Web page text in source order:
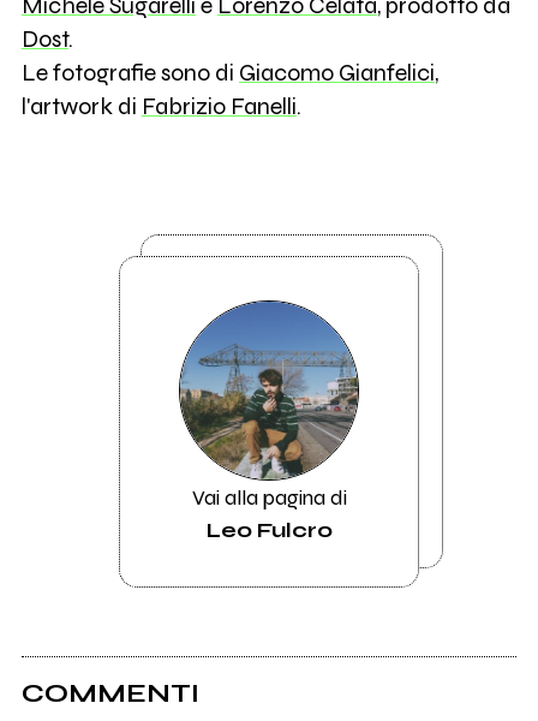
Dost.
Le fotografie sono di Giacomo Gianfelici,
l'artwork di Fabrizio Fanelli.
Vai alla pagina di
Leo Fulcro
COMMENTI